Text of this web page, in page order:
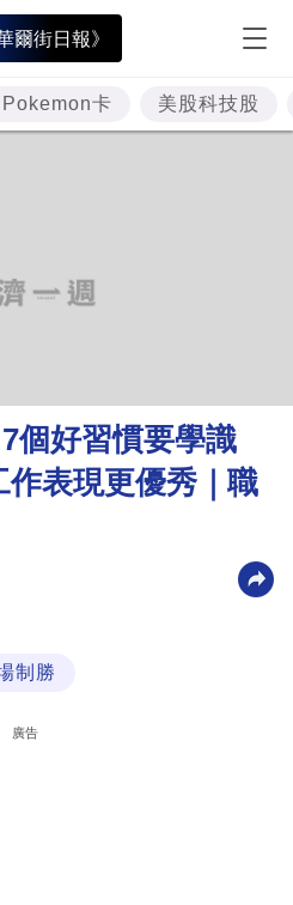
爾街日報》
Pokemon卡 美股科技股
個好習慣要學識
表現更優秀｜職
制勝
廣告